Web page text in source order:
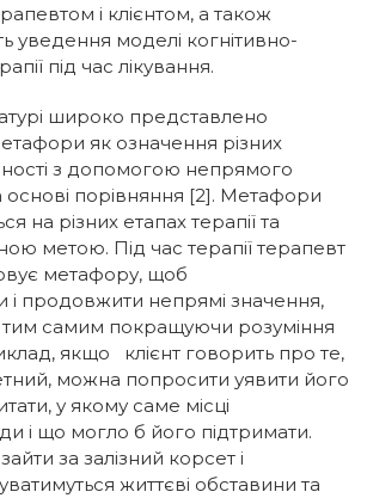
і клієнтом, а також
уведення моделі когнітивно-
під час лікування.
широко представлено
як означення різних
з допомогою непрямого
основі порівняння [2]. Метафори
на різних етапах терапії та
метою. Під час терапії терапевт
метафору, щоб
і продовжити непрямі значення,
тим самим покращуючи розуміння
якщо клієнт говорить про те,
можна попросити уявити його
у якому саме місці
і що могло б його підтримати.
за залізний корсет і
життєві обставини та